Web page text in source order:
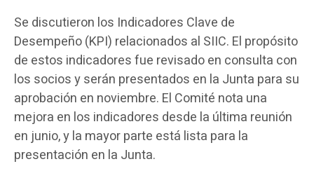
Se discutieron los Indicadores Clave de
Desempeño (KPI) relacionados al SIIC. El propósito
de estos indicadores fue revisado en consulta con
los socios y serán presentados en la Junta para su
aprobación en noviembre. El Comité nota una
mejora en los indicadores desde la última reunión
en junio, y la mayor parte está lista para la
presentación en la Junta.